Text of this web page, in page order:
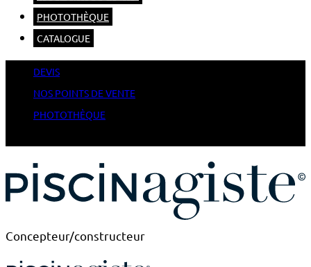
PHOTOTHÈQUE
CATALOGUE
DEVIS
NOS POINTS DE VENTE
PHOTOTHÈQUE
Concepteur/constructeur